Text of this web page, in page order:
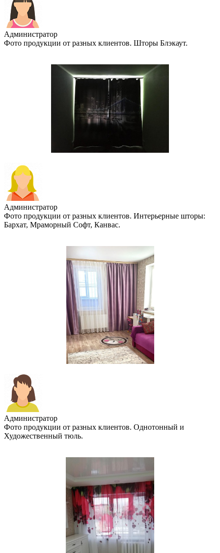
Администратор
Фото продукции от разных клиентов. Шторы Блэкаут.
Администратор
Фото продукции от разных клиентов. Интерьерные шторы:
Бархат, Мраморный Софт, Канвас.
Администратор
Фото продукции от разных клиентов. Однотонный и
Художественный тюль.